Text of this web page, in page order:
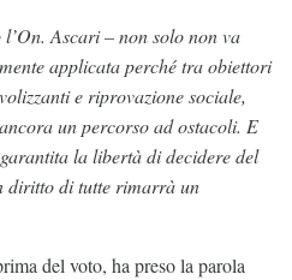
Ascari –non solo non va
applicata perché tra obiettori
e riprovazione sociale,
un percorso ad ostacoli. E
la libertà di decidere del
diritto di tutte rimarrà un
del voto, ha preso la parola